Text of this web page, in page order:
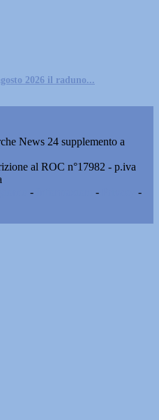
2026 il raduno...
News 24 supplemento a
al ROC n°17982 - p.iva
- -
-